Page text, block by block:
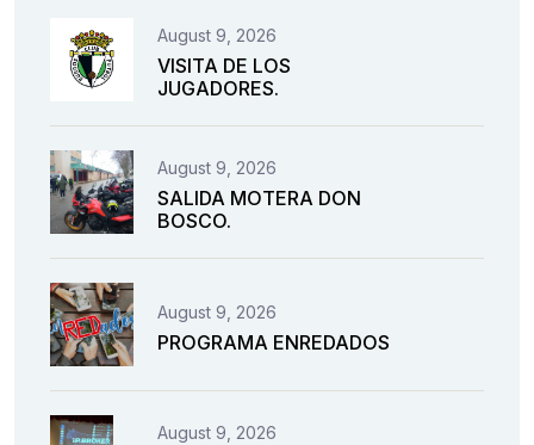
August 9, 2026
VISITA DE LOS
JUGADORES.
August 9, 2026
SALIDA MOTERA DON
BOSCO.
August 9, 2026
PROGRAMA ENREDADOS
August 9, 2026